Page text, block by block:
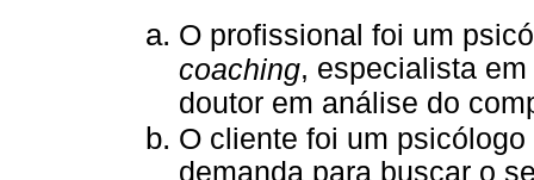
O profissional foi um
coaching, especialista
doutor em análise do
O cliente foi um
demanda para buscar o